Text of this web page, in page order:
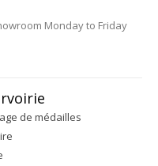
Monday to Friday
de médailles